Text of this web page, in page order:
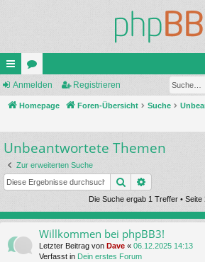
ch
ne
ug
riff
or
en
Anmelden Registrieren
Homepage Foren-Übersicht Suche
Unbeantwortete Themen
Zur erweiterten Suche
Suche
Die Suche ergab 1 Treffer • Seite
Willkommen bei phpBB3!
Letzter Beitrag von Dave « 06.12.2025 14:13
Verfasst in Dein erstes Forum